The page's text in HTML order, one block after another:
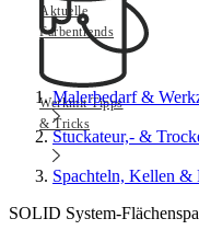
Aktuelle
Farbentrends
Werkmit Tipps
& Tricks
Malerbedarf &
Stuckateur,- &
Spachteln, Kellen &
SOLID System-